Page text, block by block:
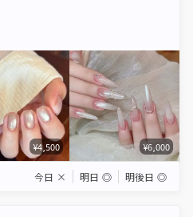
¥4,500 ¥6,000
今日 × 明日 ◎ 明後日 ◎